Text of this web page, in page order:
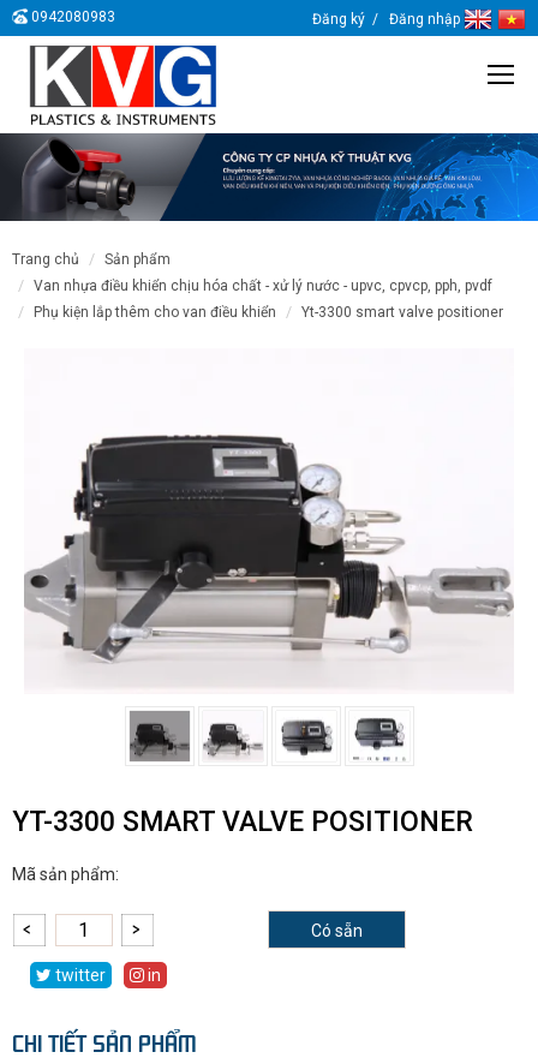
0942080983 Đăng ký Đăng nhập
trang chủ
sản phẩm
van nhựa điều khiển chịu hóa chất - xử lý nước - upvc, cpvcp, pph, pvdf
phụ kiện lắp thêm cho van điều khiển
yt-3300 smart valve positioner
YT-3300 SMART VALVE POSITIONER
Mã sản phẩm:
Có sẵn
twitter in
CHI TIẾT SẢN PHẨM